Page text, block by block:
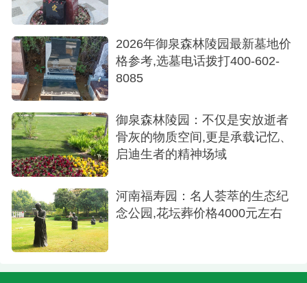
第5步、选择安葬配套用品
第6步、办理碑文手续
第7步、审核确认签字
第9步、办理安葬
2026年御泉森林陵园最新墓地价
格参考,选墓电话拨打400-602-
8085
御泉森林陵园：不仅是安放逝者
骨灰的物质空间,更是承载记忆、
启迪生者的精神场域
河南福寿园：名人荟萃的生态纪
念公园,花坛葬价格4000元左右